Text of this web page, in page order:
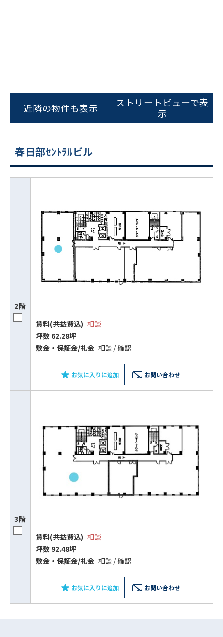
近隣の物件も表示
ストリートビューで表
示
春日部ｾﾝﾄﾗﾙビル
2階
賃料(共益費込) 相談
坪数 62.28坪
敷⾦‧保証⾦/礼⾦ 相談 / 確認
お気に入りに追加 お問い合わせ
3階
賃料(共益費込) 相談
坪数 92.48坪
敷⾦‧保証⾦/礼⾦ 相談 / 確認
お気に入りに追加 お問い合わせ
ビルコード：172272
をお伝えいただくと
スムーズにご案内できます
電話でお問い合わせ
フォームでお問い合わせ